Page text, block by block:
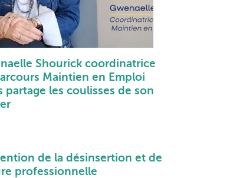
Shourick coordinatrice
Maintien en Emploi
partage les coulisses de son
de la désinsertion et de
professionnelle